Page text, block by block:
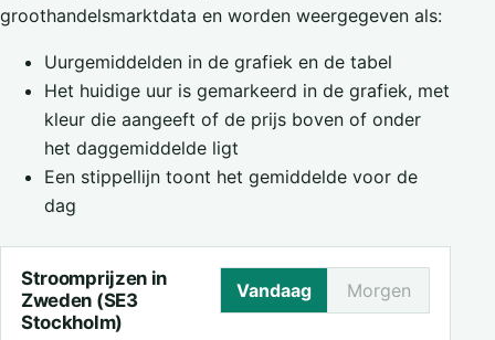
groothandelsmarktdata en worden weergegeven als:
Uurgemiddelden in de grafiek en de tabel
Het huidige uur is gemarkeerd in de grafiek, met
kleur die aangeeft of de prijs boven of onder
het daggemiddelde ligt
Een stippellijn toont het gemiddelde voor de
dag
Stroomprijzen in
Zweden (SE3
Stockholm)
Vandaag Morgen